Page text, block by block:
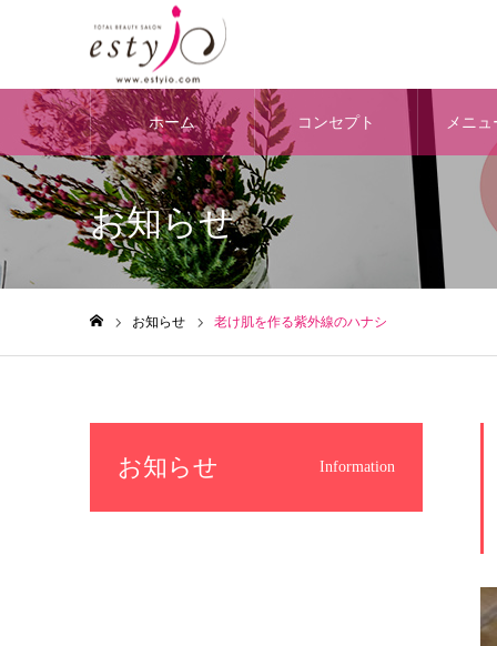
ホーム コンセプト メニ
お知らせ
お知らせ 老け肌を作る紫外線のハナシ
お知らせ Information